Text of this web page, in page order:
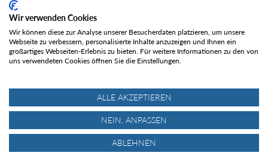
Im Woid is ned staad,
Gar koa Weg is vawaht,
Nur die Pistn verschnie'm,
Is de Schneekanon g'wen.
Wia de Schneekanon faucht,
Weil's vom Weiß no was braucht.
Fazit: Garland kann man mit Steinski machen, muss man aber auch
ertragen.
Wir verwenden Cookies
Wir können diese zur Analyse unserer Besucherdaten platzieren, um unsere
Webseite zu verbessern, personalisierte Inhalte anzuzeigen und Ihnen ein
großartiges Webseiten-Erlebnis zu bieten. Für weitere Informationen zu den von
uns verwendeten Cookies öffnen Sie die Einstellungen.
ALLE AKZEPTIEREN
NEIN, ANPASSEN
ABLEHNEN